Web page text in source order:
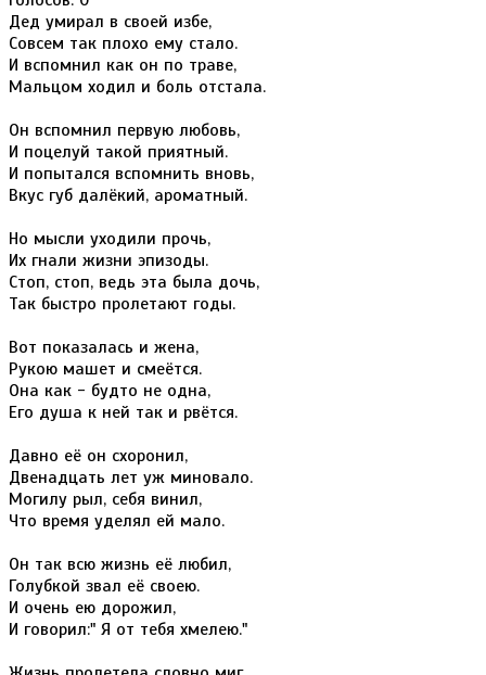
Дед умирал в своей избе,
Совсем так плохо ему стало.
И вспомнил как он по траве,
Мальцом ходил и боль отстала.
Он вспомнил первую любовь,
И поцелуй такой приятный.
И попытался вспомнить вновь,
Вкус губ далёкий, ароматный.
Но мысли уходили прочь,
Их гнали жизни эпизоды.
Стоп, стоп, ведь эта была дочь,
Так быстро пролетают годы.
Вот показалась и жена,
Рукою машет и смеётся.
Она как - будто не одна,
Его душа к ней так и рвётся.
Давно её он схоронил,
Двенадцать лет уж миновало.
Могилу рыл, себя винил,
Что время уделял ей мало.
Он так всю жизнь её любил,
Голубкой звал её своею.
И очень ею дорожил,
И говорил:" Я от тебя хмелею."